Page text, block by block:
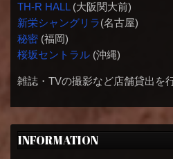
TH-R HALL(大阪関大前)
新栄シャングリラ(名古屋)
秘密(福岡)
桜坂セントラル(沖縄)
雑誌・TVの撮影など店舗貸出を
INFORMATION